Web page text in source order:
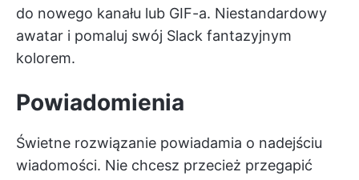
do nowego kanału lub GIF-a. Niestandardowy
awatar i pomaluj swój Slack fantazyjnym
kolorem.
Powiadomienia
Świetne rozwiązanie powiadamia o nadejściu
wiadomości. Nie chcesz przecież przegapić